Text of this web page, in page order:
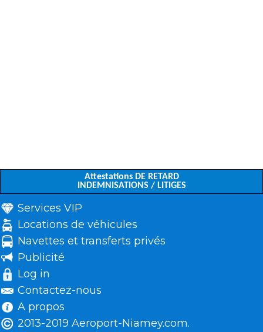
Attestations DE RETARD
INDEMNISATIONS / LITIGES
Services VIP
Locations de véhicules
Navettes et transferts privés
Publicité
Log in
Contactez-nous
A propos
2013-2019 Aeroport-Niamey.com.